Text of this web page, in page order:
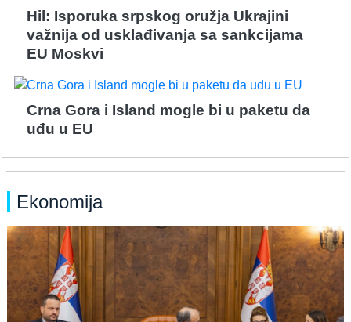
Hil: Isporuka srpskog oružja Ukrajini
važnija od usklađivanja sa sankcijama
EU Moskvi
Crna Gora i Island mogle bi u paketu da
uđu u EU
Ekonomija